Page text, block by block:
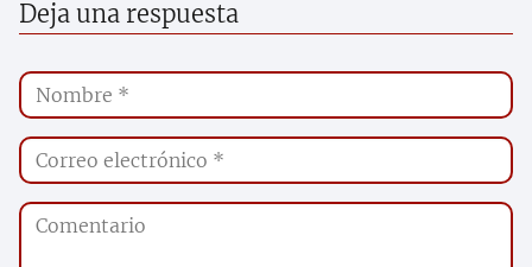
Deja una respuesta